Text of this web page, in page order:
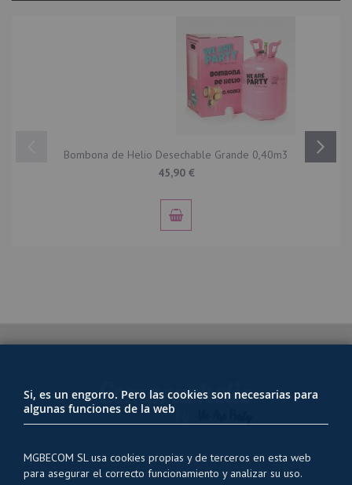
Bombona de Helio Desechable Grande 0,40m3
45,90 €
PRIVACIDAD Y USO DE COOKIES
Si, es un engorro. Pero las cookies son necesarias para
algunas funciones de la web
MGBECOM SL usa cookies propias y de terceros en esta web
para asegurar el correcto funcionamiento y analizar su uso.